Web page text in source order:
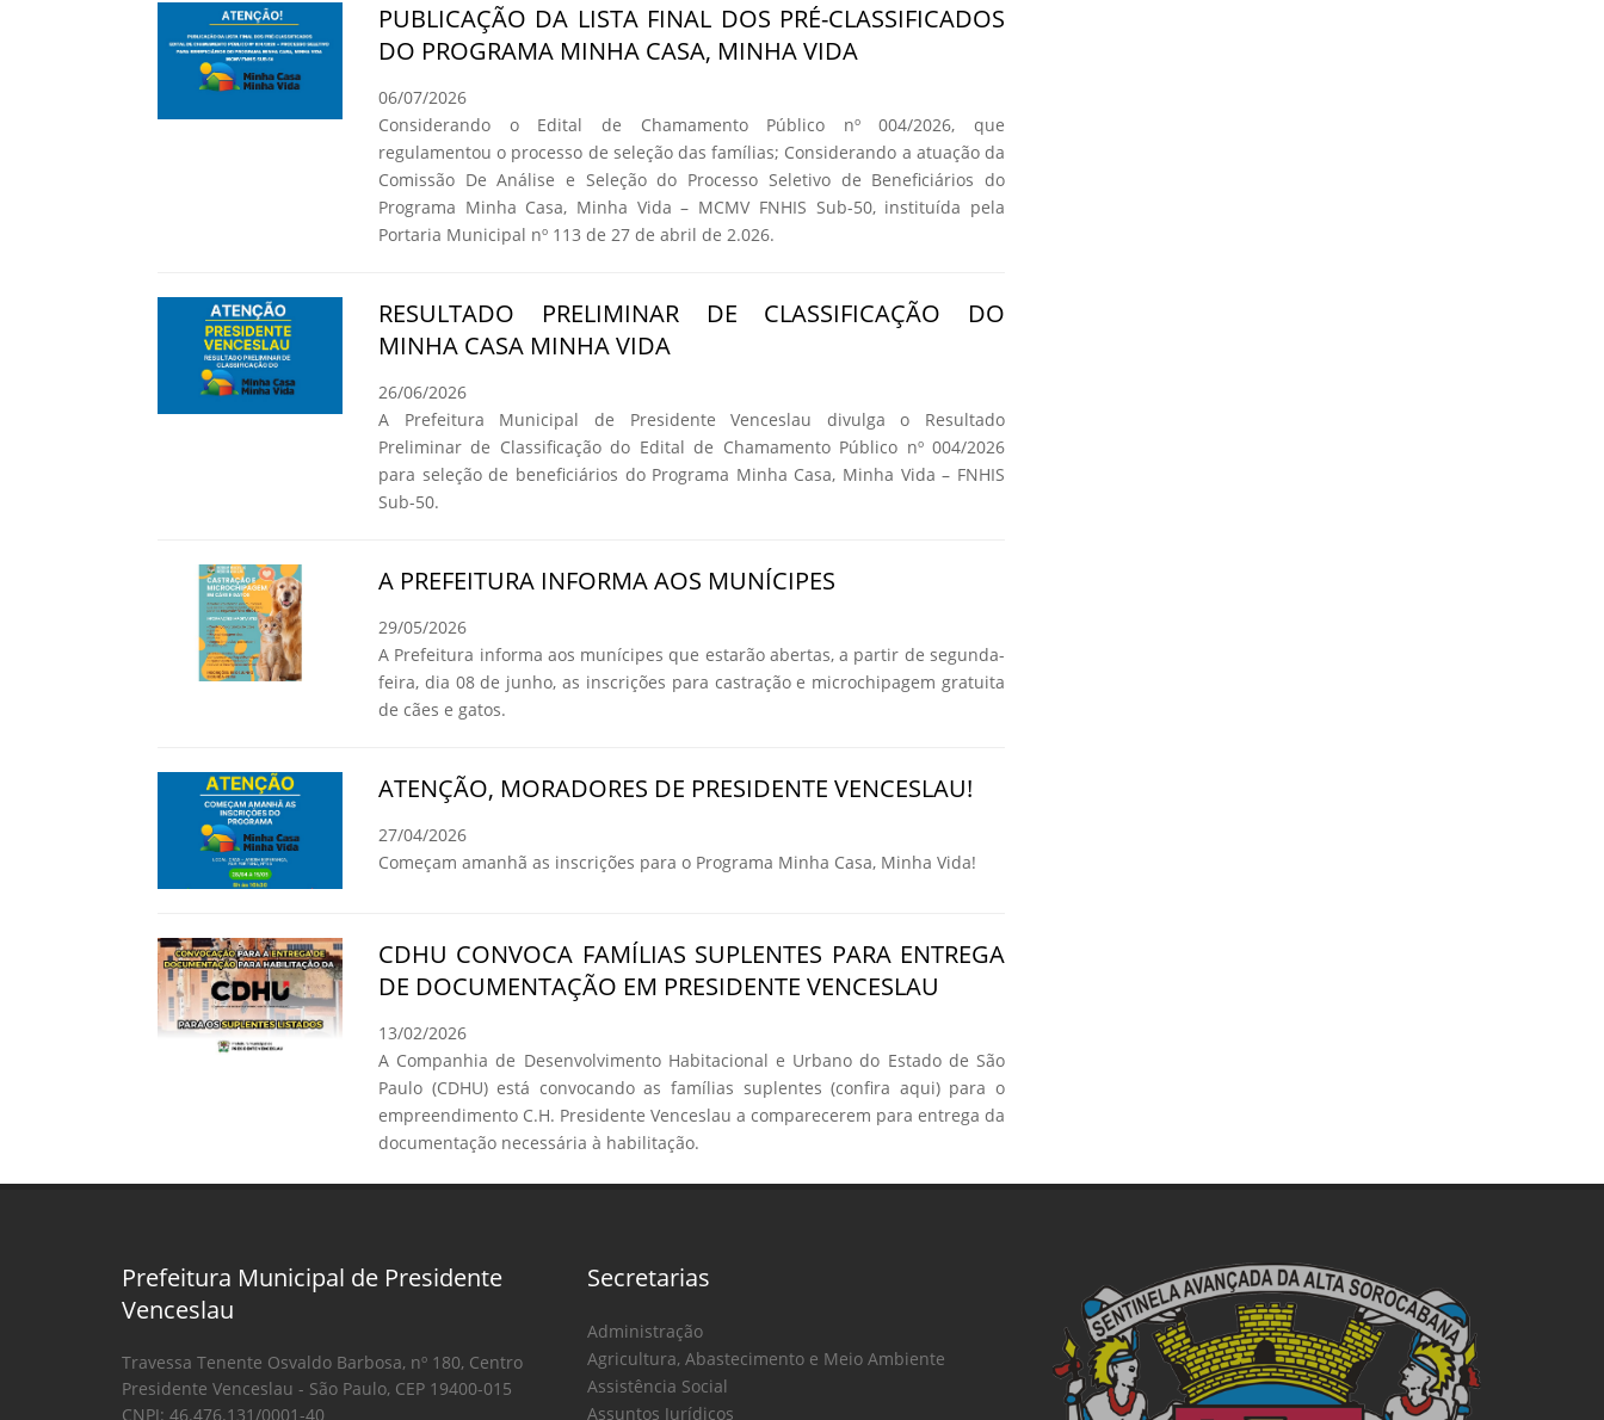
PUBLICAÇÃO DA LISTA FINAL DOS PRÉ-CLASSIFICADOS
DO PROGRAMA MINHA CASA, MINHA VIDA
06/07/2026
Considerando o Edital de Chamamento Público nº 004/2026, que
regulamentou o processo de seleção das famílias; Considerando a atuação da
Comissão De Análise e Seleção do Processo Seletivo de Beneficiários do
Programa Minha Casa, Minha Vida – MCMV FNHIS Sub-50, instituída pela
Portaria Municipal nº 113 de 27 de abril de 2.026.
RESULTADO PRELIMINAR DE CLASSIFICAÇÃO DO
MINHA CASA MINHA VIDA
26/06/2026
A Prefeitura Municipal de Presidente Venceslau divulga o Resultado
Preliminar de Classificação do Edital de Chamamento Público nº 004/2026
para seleção de beneficiários do Programa Minha Casa, Minha Vida – FNHIS
Sub-50.
A PREFEITURA INFORMA AOS MUNÍCIPES
29/05/2026
A Prefeitura informa aos munícipes que estarão abertas, a partir de segunda-
feira, dia 08 de junho, as inscrições para castração e microchipagem gratuita
de cães e gatos.
ATENÇÃO, MORADORES DE PRESIDENTE VENCESLAU!
27/04/2026
Começam amanhã as inscrições para o Programa Minha Casa, Minha Vida!
CDHU CONVOCA FAMÍLIAS SUPLENTES PARA ENTREGA
DE DOCUMENTAÇÃO EM PRESIDENTE VENCESLAU
13/02/2026
A Companhia de Desenvolvimento Habitacional e Urbano do Estado de São
Paulo (CDHU) está convocando as famílias suplentes (confira aqui) para o
empreendimento C.H. Presidente Venceslau a comparecerem para entrega da
documentação necessária à habilitação.
Prefeitura Municipal de Presidente
Venceslau
Travessa Tenente Osvaldo Barbosa, nº 180, Centro
Presidente Venceslau - São Paulo, CEP 19400-015
CNPJ: 46.476.131/0001-40
Secretarias
Administração
Agricultura, Abastecimento e Meio Ambiente
Assistência Social
Assuntos Jurídicos